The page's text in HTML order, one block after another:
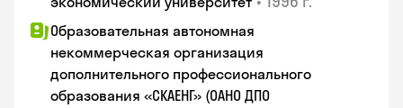
Образовательная автономная
некоммерческая организация
дополнительного профессионального
образования «СКАЕНГ» (ОАНО ДПО